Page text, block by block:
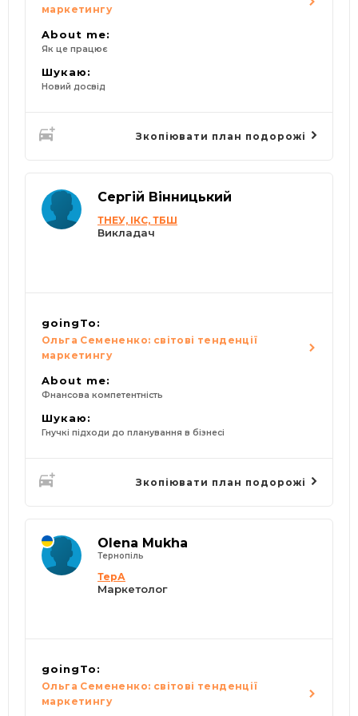
маркетингу
About me:
Як це працює
Шукаю:
Новий досвід
Зкопіювати план подорожі
Сергій Вінницький
ТНЕУ, ІКС, ТБШ
Викладач
goingTo:
Ольга Семененко: світові тенденції
маркетингу
About me:
Фнансова компетентність
Шукаю:
Гнучкі підходи до планування в бізнесі
Зкопіювати план подорожі
Olena Mukha
Тернопіль
ТерА
Маркетолог
goingTo:
Ольга Семененко: світові тенденції
маркетингу